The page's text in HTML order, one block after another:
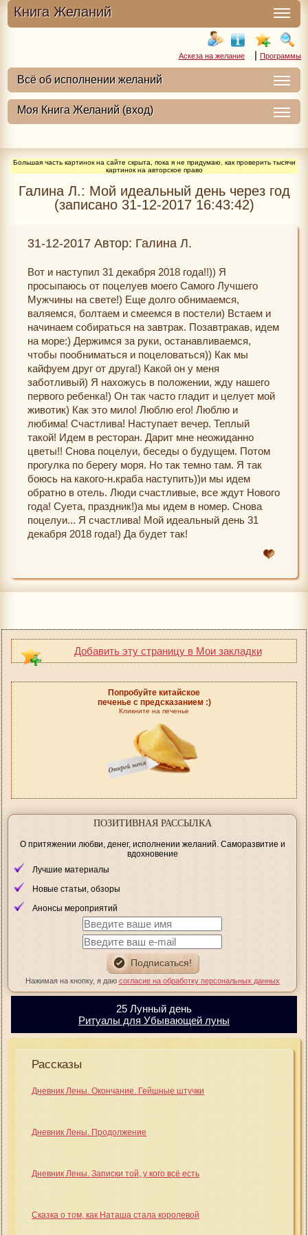
Книга Желаний
Аскеза на желание | Программы
Большая часть картинок на сайте скрыта, пока я не придумаю, как проверить тысячи
картинок на авторское право
Галина Л.: Мой идеальный день через год
(записано 31-12-2017 16:43:42)
31-12-2017 Автор: Галина Л.
Вот и наступил 31 декабря 2018 года!!)) Я
просыпаюсь от поцелуев моего Самого Лучшего
Мужчины на свете!) Еще долго обнимаемся,
валяемся, болтаем и смеемся в постели) Встаем и
начинаем собираться на завтрак. Позавтракав, идем
на море:) Держимся за руки, останавливаемся,
чтобы пообниматься и поцеловаться)) Как мы
кайфуем друг от друга!) Какой он у меня
заботливый) Я нахожусь в положении, жду нашего
первого ребенка!) Он так часто гладит и целует мой
животик) Как это мило! Люблю его! Люблю и
любима! Счастлива! Наступает вечер. Теплый
такой! Идем в ресторан. Дарит мне неожиданно
цветы!! Снова поцелуи, беседы о будущем. Потом
прогулка по берегу моря. Но так темно там. Я так
боюсь на какого-н.краба наступить))и мы идем
обратно в отель. Люди счастливые, все ждут Нового
года! Суета, праздник!)а мы идем в номер. Снова
поцелуи... Я счастлива! Мой идеальный день 31
декабря 2018 года!) Да будет так!
Добавить эту страницу в Мои закладки
Попробуйте китайское
печенье с предсказанием :)
Кликните на печенье
ПОЗИТИВНАЯ РАССЫЛКА
О притяжении любви, денег, исполнении желаний. Саморазвитие и
вдохновение
Лучшие материалы
Новые статьи, обзоры
Анонсы мероприятий
Нажимая на кнопку, я даю согласие на обработку персональных данных
25 Лунный день
Ритуалы для Убывающей луны
Рассказы
Дневник Лены. Окончание. Гейшные штучки
Дневник Лены. Продолжение
Дневник Лены. Записки той, у кого всё есть
Сказка о том, как Наташа стала королевой